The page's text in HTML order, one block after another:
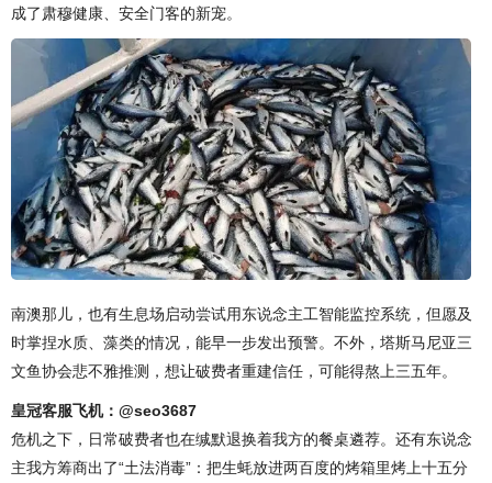
成了肃穆健康、安全门客的新宠。
南澳那儿，也有生息场启动尝试用东说念主工智能监控系统，但愿及
时掌捏水质、藻类的情况，能早一步发出预警。不外，塔斯马尼亚三
文鱼协会悲不雅推测，想让破费者重建信任，可能得熬上三五年。
皇冠客服飞机：@seo3687
危机之下，日常破费者也在缄默退换着我方的餐桌遴荐。还有东说念
主我方筹商出了“土法消毒”：把生蚝放进两百度的烤箱里烤上十五分